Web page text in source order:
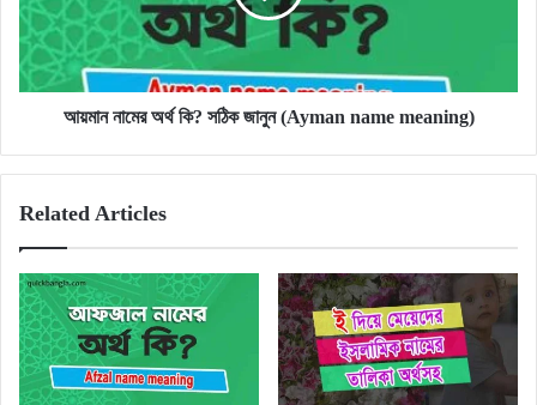
জানুন
(Ayman
name
meaning)
আয়মান নামের অর্থ কি? সঠিক জানুন (Ayman name meaning)
Related Articles